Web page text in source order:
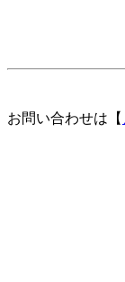
お問い合わせは【